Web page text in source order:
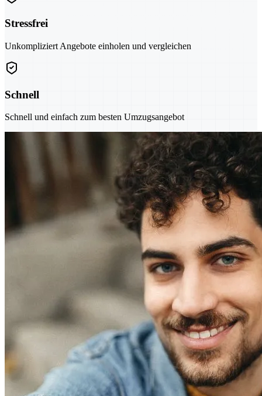
Stressfrei
Unkompliziert Angebote einholen und vergleichen
Schnell
Schnell und einfach zum besten Umzugsangebot